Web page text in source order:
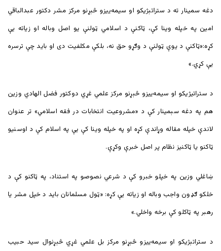
دغه سمينار ته د ستراتېژيکو او سيمه‌ييزو څېړنو مرکز مشر دکتور عبدالباقي
امین په خپله وینا کې، ټاکنې د اسلامي ټولنې یو اصل وباله او زیاته يې
کړه:«ټاکنې د یوې ټولنې د وګړو حق نه، بلکې مکلفیت دی او باید چې ترسره
یې کړي.»
د ستراتیژیکو او سیمه‌ییزو څېړنو مرکز علمي غړي دوکتور فضل الهادي وزین
هم په دغه سېمينار کې د «مشروعیت انتخابات در فقه اسلامي» تر عنوان
لاندې خپله مقاله وړاندې کړه او په خپله وينا کې یې په اسلام کې د اوسنیو
ټاکنو یا ټاکنیز نظام پر اصل خبرې وکړې.
ښاغلي وزين په خپلو خبرو کې د شرعي نصوصو په استناد، په ټاکنو کې د
خلکو ګډون واجب وباله او زياته يې کړه: «ټول مسلمانان باید د خپل مشر یا
رهبر په ټاکلو کې برخه واخلي.»
د ستراتېژيکو او سيمه‌ييزو څېړنو مرکز بل علمي غړي څېړنوال سید حبیب